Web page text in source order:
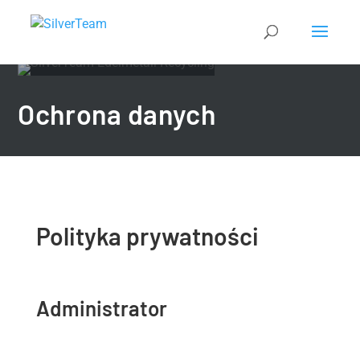
Ochrona danych
Polityka prywatności
Administrator